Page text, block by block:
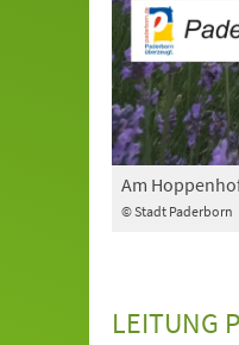
© Stadt Paderborn
Am
LEITUNG